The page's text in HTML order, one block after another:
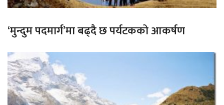
‘मुन्दुम पदमार्ग’मा बढ्दै छ पर्यटकको आकर्षण